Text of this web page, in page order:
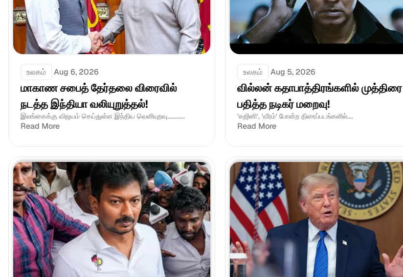
உலகம் Aug 6, 2026
மாகாண சபைத் தேர்தலை விரைவில்
நடத்த இந்தியா வலியுறுத்தல்!
இலங்கைக்கு விஜயம் செய்துள்ள இந்திய வெளியுறவு............
Read More
உலகம் Aug 5, 2026
வில்லன் கதாபாத்திரங்களில் முத்திரை
பதித்த நடிகர் மறைவு!
‘கஜினி’, ‘வீரம்’ போன்ற திரைப்படங்களில்....
Read More